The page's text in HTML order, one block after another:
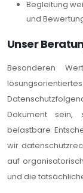
Begleitung
und
Unser
Besonderen
Dokument sein,
belastbare
wir
auf
und die